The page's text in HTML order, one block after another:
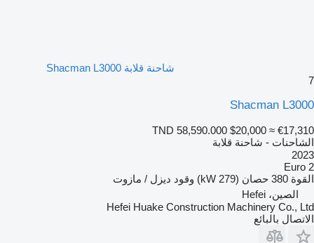
شاحنة قلابة Shacman L3000
7
Shacman L3000
TND 58,590.000 $20,000 ≈ €17,310
الشاحنات - شاحنة قلابة
2023
Euro 2
القوة 380 حصان (279 kW) وقود ديزل / مازوت
الصين، Hefei
Hefei Huake Construction Machinery Co., Ltd
الاتصال بالبائع